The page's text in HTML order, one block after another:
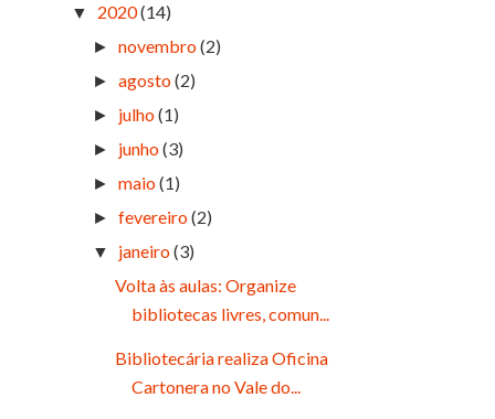
▼ 2020(14)
►novembro(2)
►agosto(2)
► julho(1)
► junho(3)
►maio(1)
►fevereiro(2)
▼ janeiro(3)
Volta às aulas: Organize
bibliotecas livres, comun...
Bibliotecária realiza Oficina
Cartonera no Vale do...